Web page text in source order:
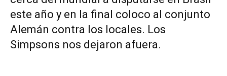
este año y en la final coloco al conjunto
Alemán contra los locales. Los
Simpsons nos dejaron afuera.